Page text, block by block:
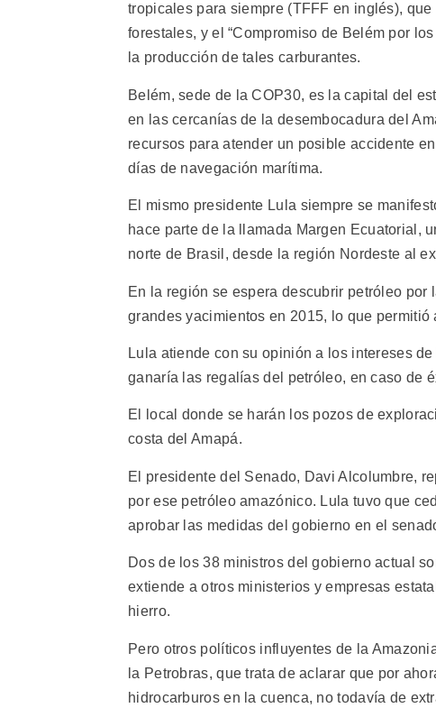
tropicales para siempre (TFFF en inglés),
forestales, y el “Compromiso de Belém por
la producción de tales carburantes.
Belém, sede de la COP30, es la capital del
en las cercanías de la desembocadura del
recursos para atender un posible accidente
días de navegación marítima.
El mismo presidente Lula siempre se
hace parte de la llamada Margen Ecuatorial,
norte de Brasil, desde la región Nordeste al
En la región se espera descubrir petróleo
grandes yacimientos en 2015, lo que
Lula atiende con su opinión a los intereses
ganaría las regalías del petróleo, en caso de
El local donde se harán los pozos de
costa del Amapá.
El presidente del Senado, Davi Alcolumbre,
por ese petróleo amazónico. Lula tuvo que
aprobar las medidas del gobierno en el
Dos de los 38 ministros del gobierno actual
extiende a otros ministerios y empresas
hierro.
Pero otros políticos influyentes de la
la Petrobras, que trata de aclarar que por
hidrocarburos en la cuenca, no todavía de